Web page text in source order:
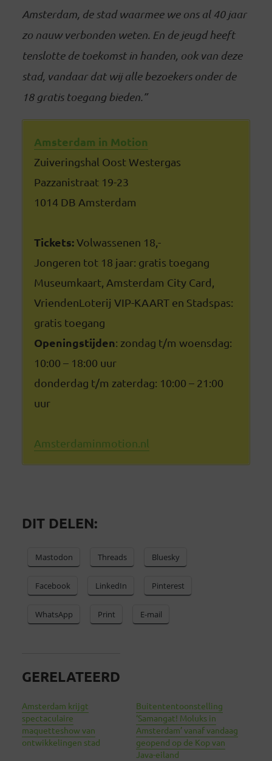
Amsterdam, de stad waarmee we ons al 40 jaar
zo nauw verbonden weten. En de jeugd heeft
tenslotte de toekomst in handen, ook van deze
stad, vandaar dat wij alle bezoekers onder de
18 gratis toegang bieden.”
Amsterdam in Motion
Zuiveringshal Oost Westergas
Pazzanistraat 19-23
1014 DB Amsterdam
Tickets:Volwassenen 18,-
Jongeren tot 18 jaar: gratis toegang
Museumkaart, Amsterdam City Card,
VriendenLoterij VIP-KAART en Stadspas:
gratis toegang
Openingstijden: zondag t/m woensdag:
10:00 – 18:00 uur
donderdag t/m zaterdag: 10:00 – 21:00
uur
Amsterdaminmotion.nl
DIT DELEN:
Mastodon Threads Bluesky
Facebook LinkedIn Pinterest
WhatsApp Print E-mail
GERELATEERD
Amsterdam krijgt
spectaculaire
maquetteshow van
ontwikkelingen stad
Buitententoonstelling
‘Samangat! Moluks in
Amsterdam’ vanaf vandaag
geopend op de Kop van
Java-eiland